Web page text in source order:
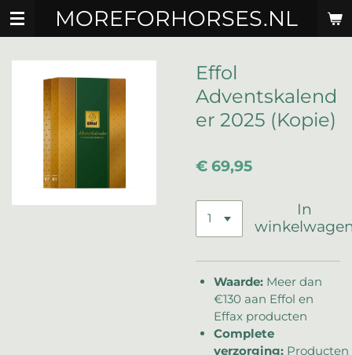
Ga
hoofdinhoud
MOREFORHORSES.NL
Effol
Adventskalend
er 2025 (Kopie)
€ 69,95
In
Waarde: Meer dan
€130 aan Effol en
Effax producten
Complete
verzorging: Producten